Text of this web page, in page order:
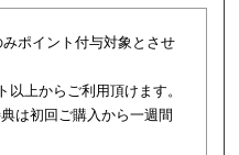
ポイント付与対象とさせ
以上からご利用頂けます。
は初回ご購入から一週間